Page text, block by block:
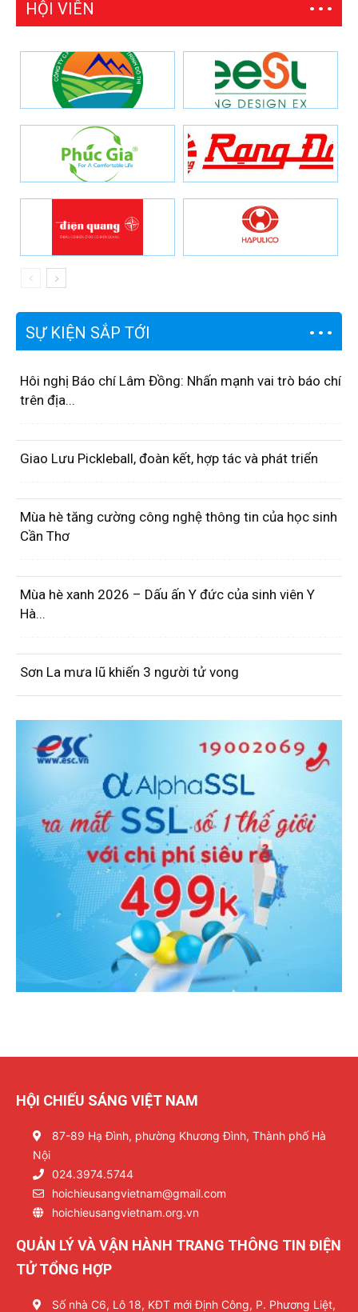
HỘI VIÊN
SỰ KIỆN SẮP TỚI
Hôi nghị Báo chí Lâm Đồng: Nhấn mạnh vai trò báo chí
trên địa...
Giao Lưu Pickleball, đoàn kết, hợp tác và phát triển
Mùa hè tăng cường công nghệ thông tin của học sinh
Cần Thơ
Mùa hè xanh 2026 – Dấu ấn Y đức của sinh viên Y
Hà...
Sơn La mưa lũ khiến 3 người tử vong
HỘI CHIẾU SÁNG VIỆT NAM
87-89 Hạ Đình, phường Khương Đình, Thành phố Hà
Nội
024.3974.5744
hoichieusangvietnam@gmail.com
hoichieusangvietnam.org.vn
QUẢN LÝ VÀ VẬN HÀNH TRANG THÔNG TIN ĐIỆN
TỬ TỔNG HỢP
Số nhà C6, Lô 18, KĐT mới Định Công, P. Phương Liệt,